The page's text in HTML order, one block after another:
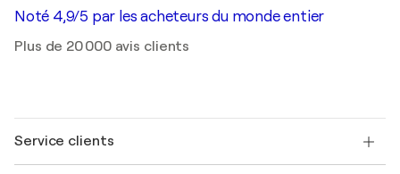
Noté 4,9/5 par les acheteurs du monde entier
Plus de 20 000 avis clients
Service clients